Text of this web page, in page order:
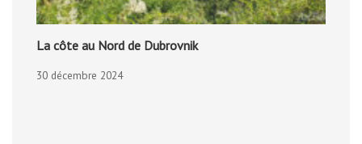
La côte au Nord de Dubrovnik
30 décembre 2024